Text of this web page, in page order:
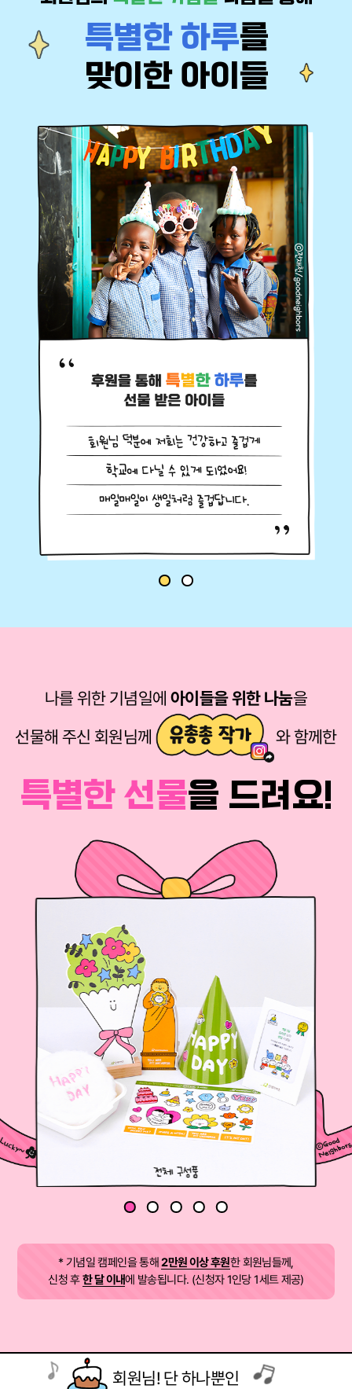
특별한 하루를
맞이한 아이들
나를 위한 기념일에 아이들을 위한 나눔을
선물해 주신 회원님께
와 함께한
특별한 선물을 드려요!
* 기념일 캠페인을 통해2만원 이상 후원한 회원님들께,
신청 후한 달 이내에 발송됩니다. (신청자 1인당 1세트 제공)
회원님! 단 하나뿐인